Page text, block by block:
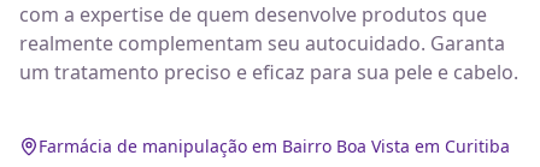
com a expertise de quem desenvolve produtos que
realmente complementam seu autocuidado. Garanta
um tratamento preciso e eficaz para sua pele e cabelo.
Farmácia de manipulação em Bairro Boa Vista em Curitiba